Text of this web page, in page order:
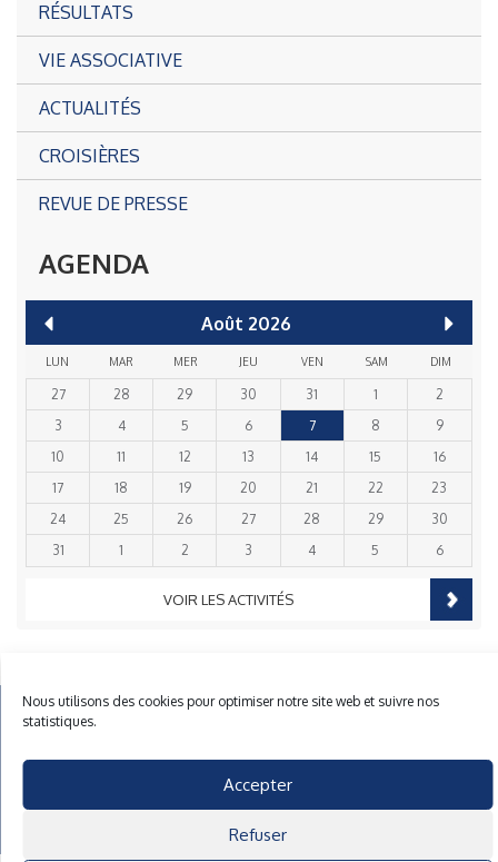
Nous utilisons des cookies pour optimiser notre site web et suivre nos
statistiques.
Accepter
Refuser
RÉSULTATS
VIE ASSOCIATIVE
ACTUALITÉS
CROISIÈRES
REVUE DE PRESSE
AGENDA
Août 2026
LUN MAR MER JEU VEN SAM DIM
27 28 29 30 31 1
2
3
4 5 6 7 8
9
10
11 12 13 14 15
16
17
18 19 20 21 22
23
24
25 26 27 28 29
30
31
1 2 3 4 5 6
VOIR LES ACTIVITÉS
40 rue du Gelin 56570 Locmiquelic
Facebook